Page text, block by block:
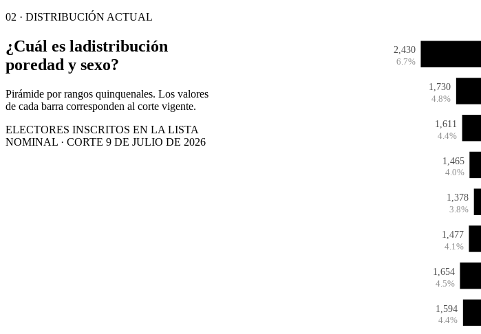
02 · DISTRIBUCIÓN ACTUAL
¿Cuál es ladistribución
poredad y sexo?
Pirámide por rangos quinquenales. Los valores
de cada barra corresponden al corte vigente.
ELECTORES INSCRITOS EN LA LISTA
NOMINAL · CORTE 9 DE JULIO DE 2026
2,430
6.7%
1,730
4.8%
1,611
4.4%
1,465
4.0%
1,378
3.8%
1,477
4.1%
1,654
4.5%
1,594
4.4%